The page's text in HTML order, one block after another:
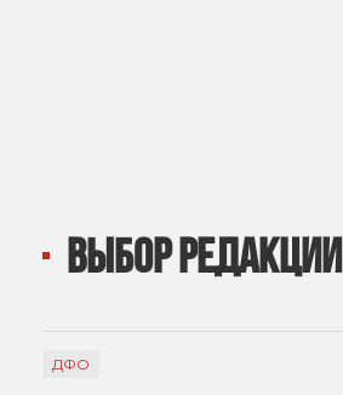
ВЫБОР РЕДАКЦИИ
ДФО